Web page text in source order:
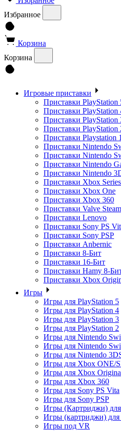
Избранное
Корзина
Корзина
Игровые приставки
Приставки PlayStation
Приставки PlayStation
Приставки PlayStation
Приставки PlayStation
Приставки Playstation 1
Приставки Nintendo
Приставки Nintendo
Приставки Nintendo
Приставки Nintendo
Приставки Xbox
Приставки Xbox One
Приставки Xbox 360
Приставки Valve
Приставки Lenovo
Приставки Sony PS
Приставки Sony PSP
Приставки Anbernic
Приставки 8-Бит
Приставки 16-Бит
Приставки Hamy 8-
Приставки Xbox
Игры
Игры для PlayStation 5
Игры для PlayStation 4
Игры для PlayStation 3
Игры для PlayStation 2
Игры для Nintendo
Игры для Nintendo
Игры для Nintendo
Игры для Xbox ONE/
Игры для Xbox
Игры для Xbox 360
Игры для Sony PS Vita
Игры для Sony PSP
Игры (Картриджи)
Игры (картриджи) для
Игры под VR